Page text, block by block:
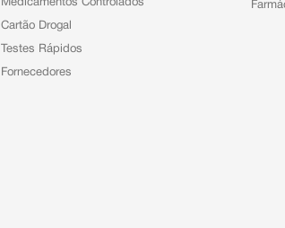
Medicamentos Controlados
Cartão Drogal
Testes Rápidos
Fornecedores